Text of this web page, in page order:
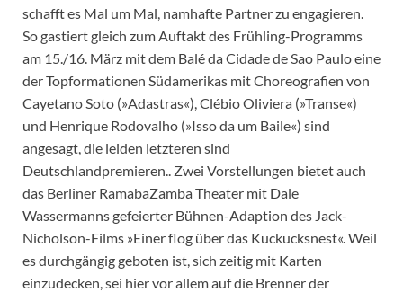
schafft es Mal um Mal, namhafte Partner zu engagieren.
So gastiert gleich zum Auftakt des Frühling-Programms
am 15./16. März mit dem Balé da Cidade de Sao Paulo eine
der Topformationen Südamerikas mit Choreografien von
Cayetano Soto (»Adastras«), Clébio Oliviera (»Transe«)
und Henrique Rodovalho (»Isso da um Baile«) sind
angesagt, die leiden letzteren sind
Deutschlandpremieren.. Zwei Vorstellungen bietet auch
das Berliner RamabaZamba Theater mit Dale
Wassermanns gefeierter Bühnen-Adaption des Jack-
Nicholson-Films »Einer flog über das Kuckucksnest«. Weil
es durchgängig geboten ist, sich zeitig mit Karten
einzudecken, sei hier vor allem auf die Brenner der